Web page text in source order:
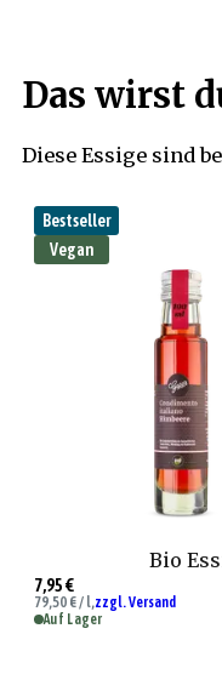
Das wirst
Diese Essige sind
Bestseller
Vegan
Bio
7,95 €
79,50 € / l,zzgl. Versand
Auf Lager